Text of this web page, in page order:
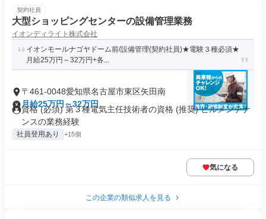
契約社員
大型ショッピングセンターの設備管理業務
イオンディライト株式会社
イオンモールナゴヤドーム前/設備管理(契約社員)★電験３種必須★
月給25万円～32万円+各...
〒461-0048愛知県名古屋市東区矢田南
月給25万円～32万円
資格 (必須) 第３種電気主任技術者の資格 (推奨) ビルメンテナ
ンスの業務経験
社員登用あり +15個
気になる
この企業の類似求人を見る